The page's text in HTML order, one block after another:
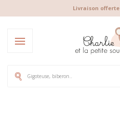
Livraison offerte